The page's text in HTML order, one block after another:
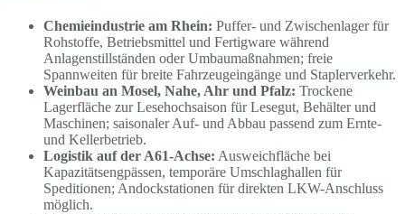
Chemieindustrie am Rhein: Puffer- und Zwischenlager für
Rohstoffe, Betriebsmittel und Fertigware während
Anlagenstillständen oder Umbaumaßnahmen; freie
Spannweiten für breite Fahrzeugeingänge und Staplerverkehr.
Weinbau an Mosel, Nahe, Ahr und Pfalz: Trockene
Lagerfläche zur Lesehochsaison für Lesegut, Behälter und
Maschinen; saisonaler Auf- und Abbau passend zum Ernte-
und Kellerbetrieb.
Logistik auf der A61-Achse: Ausweichfläche bei
Kapazitätsengpässen, temporäre Umschlaghallen für
Speditionen; Andockstationen für direkten LKW-Anschluss
möglich.